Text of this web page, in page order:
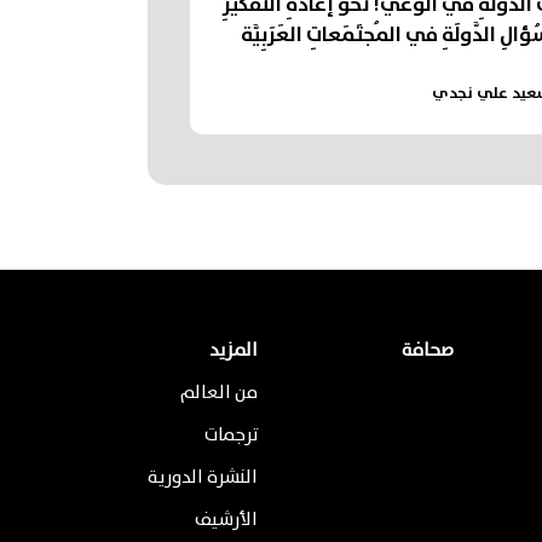
الدَّولَةِ في المُجتَمَعاتِ العَرَبِيَّة
علي نجدي
صحافة
المزيد
من العالم
ترجمات
النشرة الدورية
الأرشيف